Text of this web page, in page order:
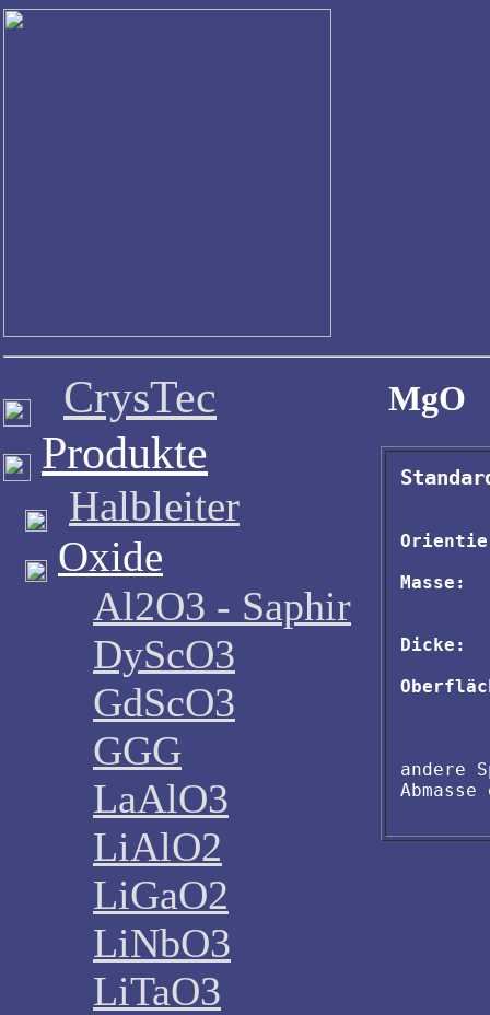
CrysTec
Produkte
Halbleiter
Oxide
Al2O3 - Saphir
DyScO3
GdScO3
GGG
LaAlO3
LiAlO2
LiGaO2
LiNbO3
LiTaO3
MgO
Masse:
Dicke:
andere